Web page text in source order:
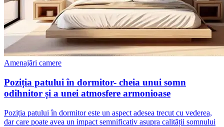
Amenajări camere
Poziția patului în dormitor- cheia unui somn
odihnitor și a unei atmosfere armonioase
Poziția patului în dormitor este un aspect adesea trecut cu vederea,
dar care poate avea un impact semnificativ asupra calității somnului